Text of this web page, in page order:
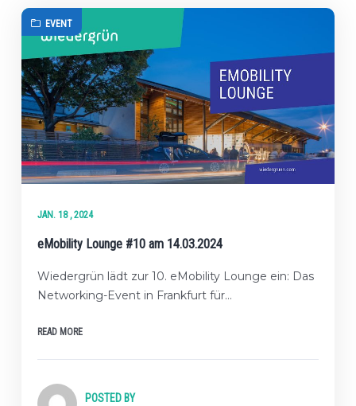
EVENT
JAN. 18 , 2024
eMobility Lounge #10 am 14.03.2024
Wiedergrün lädt zur 10. eMobility Lounge ein: Das
Networking-Event in Frankfurt für…
READ MORE
POSTED BY